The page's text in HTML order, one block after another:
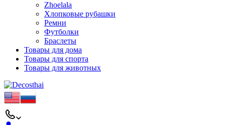
Zhoelala
Хлопковые рубашки
Ремни
Футболки
Браслеты
Товары для дома
Товары для спорта
Товары для животных